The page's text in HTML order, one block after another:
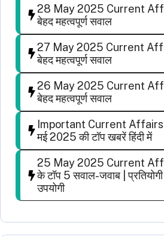
28 May 2025 Current
बेहद महत्वपूर्ण सवाल
27 May 2025 Current
बेहद महत्वपूर्ण सवाल
26 May 2025 Current
बेहद महत्वपूर्ण सवाल
Important Current
मई 2025 की टॉप खबरें हिंदी में
25 May 2025 Current
के टॉप 5 सवाल-जवाब | प्रतियोगी
उपयोगी